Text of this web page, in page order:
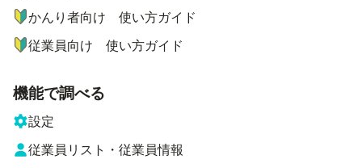
かんり者向け 使い方ガイド
従業員向け 使い方ガイド
機能で調べる
設定
従業員リスト・従業員情報